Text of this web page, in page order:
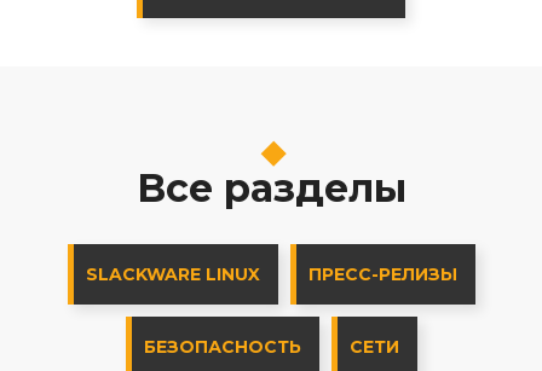
Все разделы
SLACKWARE LINUX ПРЕСС-РЕЛИЗЫ
БЕЗОПАСНОСТЬ СЕТИ